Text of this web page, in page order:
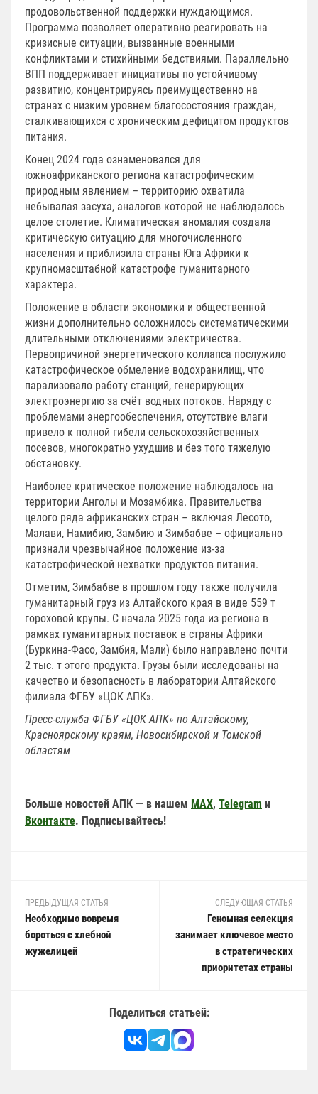
продовольственной поддержки нуждающимся.
Программа позволяет оперативно реагировать на
кризисные ситуации, вызванные военными
конфликтами и стихийными бедствиями. Параллельно
ВПП поддерживает инициативы по устойчивому
развитию, концентрируясь преимущественно на
странах с низким уровнем благосостояния граждан,
сталкивающихся с хроническим дефицитом продуктов
питания.
Конец 2024 года ознаменовался для
южноафриканского региона катастрофическим
природным явлением – территорию охватила
небывалая засуха, аналогов которой не наблюдалось
целое столетие. Климатическая аномалия создала
критическую ситуацию для многочисленного
населения и приблизила страны Юга Африки к
крупномасштабной катастрофе гуманитарного
характера.
Положение в области экономики и общественной
жизни дополнительно осложнилось систематическими
длительными отключениями электричества.
Первопричиной энергетического коллапса послужило
катастрофическое обмеление водохранилищ, что
парализовало работу станций, генерирующих
электроэнергию за счёт водных потоков. Наряду с
проблемами энергообеспечения, отсутствие влаги
привело к полной гибели сельскохозяйственных
посевов, многократно ухудшив и без того тяжелую
обстановку.
Наиболее критическое положение наблюдалось на
территории Анголы и Мозамбика. Правительства
целого ряда африканских стран – включая Лесото,
Малави, Намибию, Замбию и Зимбабве – официально
признали чрезвычайное положение из-за
катастрофической нехватки продуктов питания.
Отметим, Зимбабве в прошлом году также получила
гуманитарный груз из Алтайского края в виде 559 т
гороховой крупы. С начала 2025 года из региона в
рамках гуманитарных поставок в страны Африки
(Буркина-Фасо, Замбия, Мали) было направлено почти
2 тыс. т этого продукта. Грузы были исследованы на
качество и безопасность в лаборатории Алтайского
филиала ФГБУ «ЦОК АПК».
Пресс-служба ФГБУ «ЦОК АПК» по Алтайскому,
Красноярскому краям, Новосибирской и Томской
областям
Больше новостей АПК — в нашем MAX, Telegram и
Вконтакте. Подписывайтесь!
ПРЕДЫДУЩАЯ СТАТЬЯ
Необходимо вовремя
бороться с хлебной
жужелицей
СЛЕДУЮЩАЯ СТАТЬЯ
Геномная селекция
занимает ключевое место
в стратегических
приоритетах страны
Поделиться статьей: